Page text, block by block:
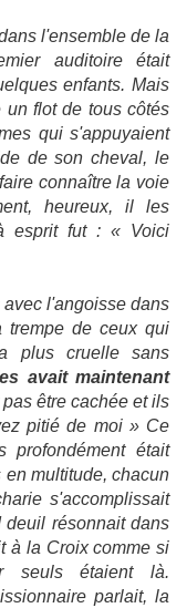
l'ensemble de la
auditoire était
enfants. Mais
un flot de tous côtés
qui s'appuyaient
de son cheval, le
connaître la voie
heureux, il les
esprit fut : « Voici
l'angoisse dans
trempe de ceux qui
plus cruelle sans
avait maintenant
être cachée et ils
pitié de moi » Ce
profondément était
multitude, chacun
s'accomplissait
résonnait dans
à la Croix comme si
seuls étaient là.
parlait, la